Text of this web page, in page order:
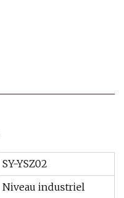
SY-YSZ02
Niveau industriel